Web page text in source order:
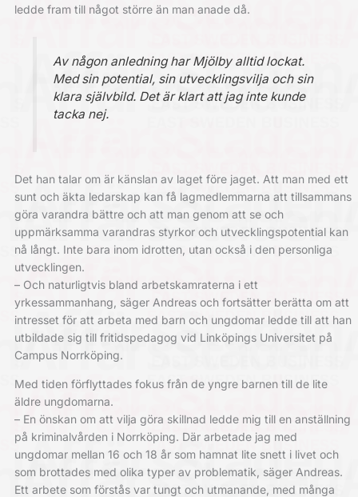
ledde fram till något större än man anade då.
Av någon anledning har Mjölby alltid lockat.
Med sin potential, sin utvecklingsvilja och sin
klara självbild. Det är klart att jag inte kunde
tacka nej.
Det han talar om är känslan av laget före jaget. Att man med ett
sunt och äkta ledarskap kan få lagmedlemmarna att tillsammans
göra varandra bättre och att man genom att se och
uppmärksamma varandras styrkor och utvecklingspotential kan
nå långt. Inte bara inom idrotten, utan också i den personliga
utvecklingen.
– Och naturligtvis bland arbetskamraterna i ett
yrkessammanhang, säger Andreas och fortsätter berätta om att
intresset för att arbeta med barn och ungdomar ledde till att han
utbildade sig till fritidspedagog vid Linköpings Universitet på
Campus Norrköping.
Med tiden förflyttades fokus från de yngre barnen till de lite
äldre ungdomarna.
– En önskan om att vilja göra skillnad ledde mig till en anställning
på kriminalvården i Norrköping. Där arbetade jag med
ungdomar mellan 16 och 18 år som hamnat lite snett i livet och
som brottades med olika typer av problematik, säger Andreas.
Ett arbete som förstås var tungt och utmanande, med många